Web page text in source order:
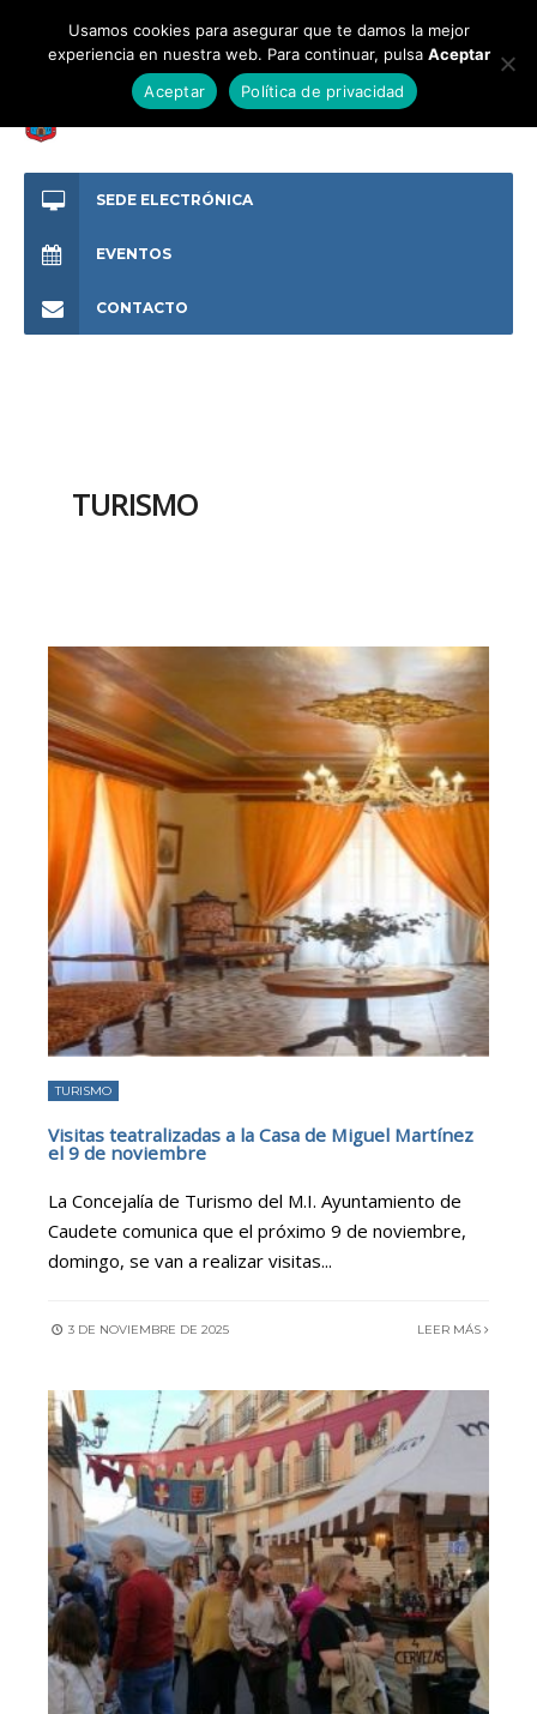
SEDE ELECTRÓNICA
EVENTOS
CONTACTO
TURISMO
TURISMO
Visitas teatralizadas a la Casa de Miguel Martínez
el 9 de noviembre
La Concejalía de Turismo del M.I. Ayuntamiento de
Caudete comunica que el próximo 9 de noviembre,
domingo, se van a realizar visitas...
3 DE NOVIEMBRE DE 2025 LEER MÁS
Usamos cookies para asegurar que te damos la mejor
experiencia en nuestra web. Para continuar, pulsa Aceptar
Aceptar
Política de privacidad